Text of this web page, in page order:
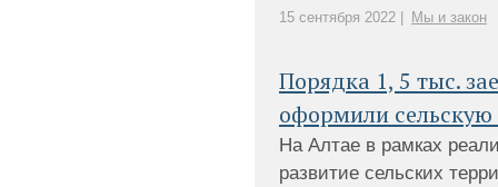
15 сентября 2022 | Мы и закон
Порядка 1, 5 тыс.
оформили сельскую
На Алтае в рамках
развитие сельских